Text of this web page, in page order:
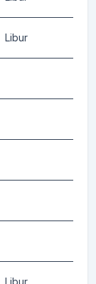
Libur
Libur